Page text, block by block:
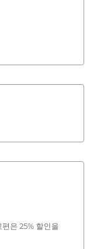
은 25% 할인을